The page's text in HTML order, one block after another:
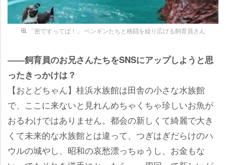
「密ですってば！」 ペンギンたちと格闘を繰り広げる飼育員さん
――飼育員のお兄さんたちをSNSにアップしようと思
ったきっかけは？
【おとどちゃん】桂浜水族館は田舎の小さな水族館
で、ここに来ないと見れんめちゃくちゃ珍しいお魚が
おるわけではありません。都会の新しくて綺麗で大き
くて未来的な水族館とは違って、つぎはぎだらけのハ
ウルの城やし、昭和の哀愁漂っちゅうし、お金もな